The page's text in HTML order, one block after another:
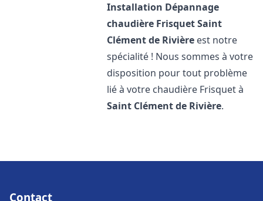
Installation Dépannage
chaudière FrisquetSaint
Clément de Rivière est notre
spécialité ! Nous sommes à votre
disposition pour tout problème
lié à votre chaudière Frisquet à
Saint Clément de Rivière.
Contact